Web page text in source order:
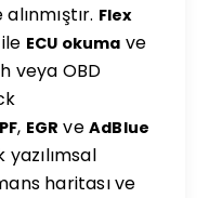
Flex
ECU okuma ve
veya OBD
, EGR veAdBlue
haritası ve